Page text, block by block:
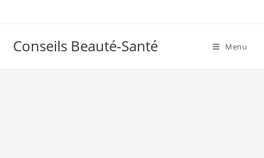
Conseils Beauté-Santé Menu